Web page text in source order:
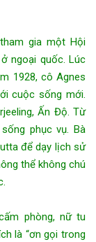
gia một Hội
ngoại quốc. Lúc
1928, cô Agnes
cuộc sống mới.
Ấn Độ. Từ
phục vụ. Bà
để dạy lịch sử
thể không chú
phòng, nữ tu
là “ơn gọi trong